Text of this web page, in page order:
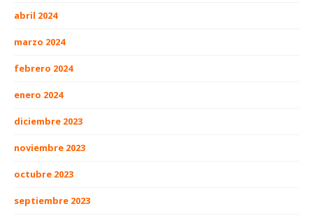
abril 2024
marzo 2024
febrero 2024
enero 2024
diciembre 2023
noviembre 2023
octubre 2023
septiembre 2023